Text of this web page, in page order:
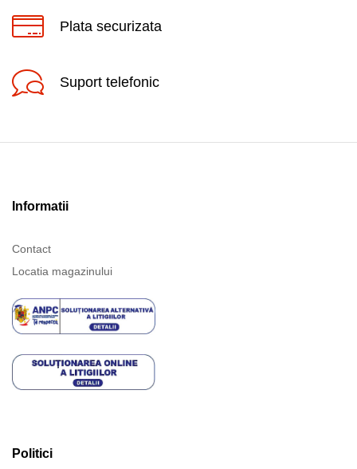
Plata securizata
Suport telefonic
Informatii
Contact
Locatia magazinului
Politici